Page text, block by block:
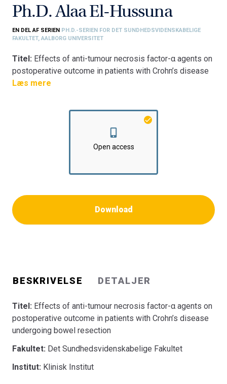
Ph.D. Alaa El-Hussuna
EN DEL AF SERIEN PH.D.-SERIEN FOR DET SUNDHEDSVIDENSKABELIGE
FAKULTET, AALBORG UNIVERSITET
Titel: Effects of anti-tumour necrosis factor-α agents on
postoperative outcome in patients with Crohn’s disease
undergoing bowel resection
Klinisk Institut
Læs mere
Open access
Download
BESKRIVELSE DETALJER
Titel: Effects of anti-tumour necrosis factor-α agents on
postoperative outcome in patients with Crohn’s disease
undergoing bowel resection
Fakultet: Det Sundhedsvidenskabelige Fakultet
Institut: Klinisk Institut